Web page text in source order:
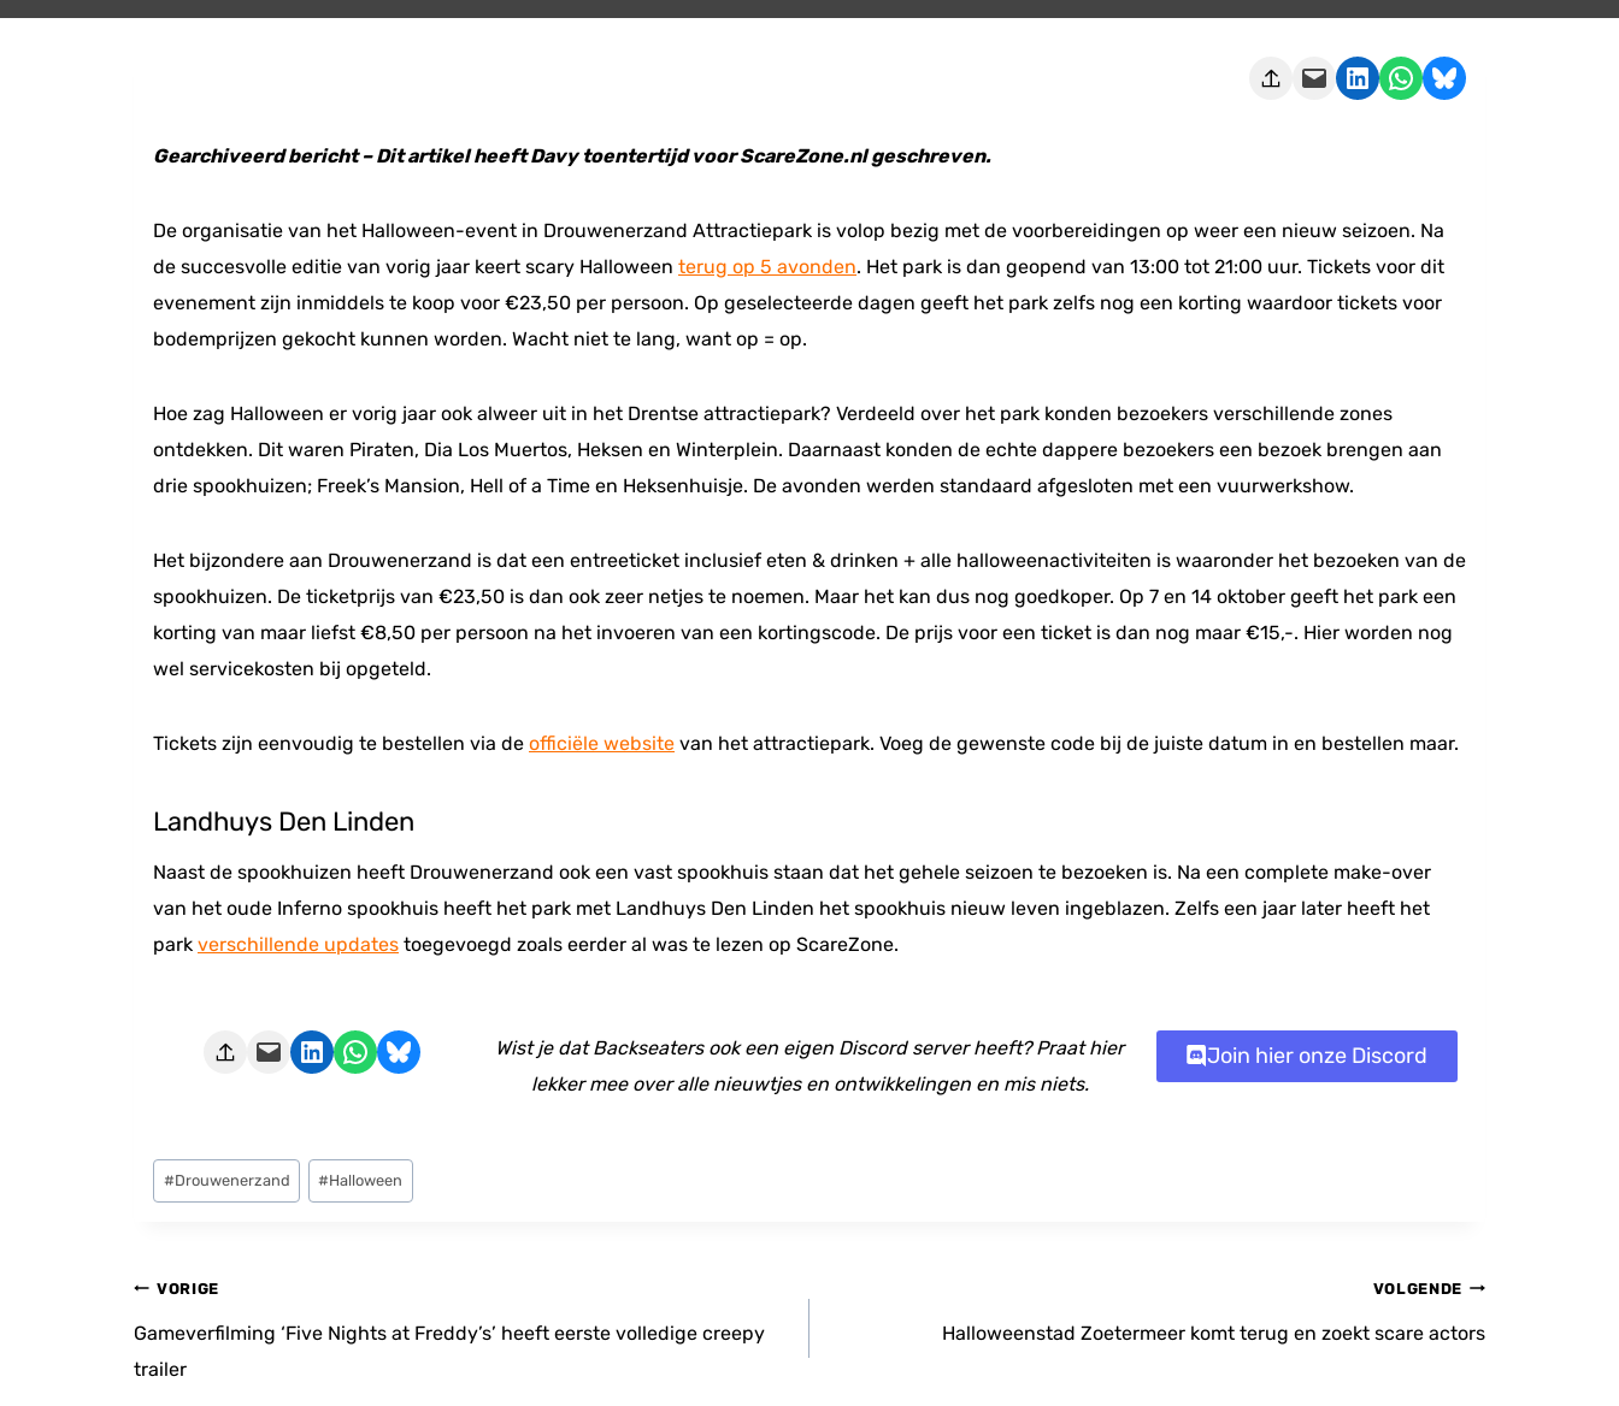
Deze pagina e-mailen Delen op LinkedIn Delen via WhatsApp Share on Bluesky
Gearchiveerd bericht – Dit artikel heeft Davy toentertijd voor ScareZone.nl geschreven.
De organisatie van het Halloween-event in Drouwenerzand Attractiepark is volop bezig met de voorbereidingen op weer een nieuw seizoen. Na
de succesvolle editie van vorig jaar keert scary Halloween terug op 5 avonden. Het park is dan geopend van 13:00 tot 21:00 uur. Tickets voor dit
evenement zijn inmiddels te koop voor €23,50 per persoon. Op geselecteerde dagen geeft het park zelfs nog een korting waardoor tickets voor
bodemprijzen gekocht kunnen worden. Wacht niet te lang, want op = op.
Hoe zag Halloween er vorig jaar ook alweer uit in het Drentse attractiepark? Verdeeld over het park konden bezoekers verschillende zones
ontdekken. Dit waren Piraten, Dia Los Muertos, Heksen en Winterplein. Daarnaast konden de echte dappere bezoekers een bezoek brengen aan
drie spookhuizen; Freek’s Mansion, Hell of a Time en Heksenhuisje. De avonden werden standaard afgesloten met een vuurwerkshow.
Het bijzondere aan Drouwenerzand is dat een entreeticket inclusief eten & drinken + alle halloweenactiviteiten is waaronder het bezoeken van de
spookhuizen. De ticketprijs van €23,50 is dan ook zeer netjes te noemen. Maar het kan dus nog goedkoper. Op 7 en 14 oktober geeft het park een
korting van maar liefst €8,50 per persoon na het invoeren van een kortingscode. De prijs voor een ticket is dan nog maar €15,-. Hier worden nog
wel servicekosten bij opgeteld.
Tickets zijn eenvoudig te bestellen via de officiële website van het attractiepark. Voeg de gewenste code bij de juiste datum in en bestellen maar.
Landhuys Den Linden
Naast de spookhuizen heeft Drouwenerzand ook een vast spookhuis staan dat het gehele seizoen te bezoeken is. Na een complete make-over
van het oude Inferno spookhuis heeft het park met Landhuys Den Linden het spookhuis nieuw leven ingeblazen. Zelfs een jaar later heeft het
park verschillende updates toegevoegd zoals eerder al was te lezen op ScareZone.
Deze pagina e-mailen Delen op LinkedIn Delen via WhatsApp Share on Bluesky
Wist je dat Backseaters ook een eigen Discord server heeft? Praat hier
lekker mee over alle nieuwtjes en ontwikkelingen en mis niets.
Join hier onze Discord
Bericht
tags:
#Drouwenerzand #Halloween
Bericht
navigatie
VORIGE
Gameverfilming ‘Five Nights at Freddy’s’ heeft eerste volledige creepy
trailer
VOLGENDE
Halloweenstad Zoetermeer komt terug en zoekt scare actors